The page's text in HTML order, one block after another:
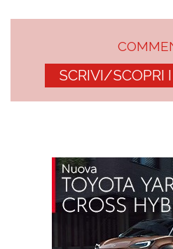
SCRIVI/SCOPRI